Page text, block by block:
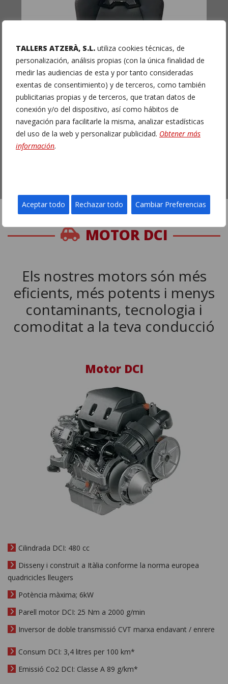
TALLERS ATZERÀ, S.L. utiliza cookies técnicas, de
personalización, análisis propias (con la única finalidad de
medir las audiencias de esta y por tanto consideradas
exentas de consentimiento) y de terceros, como también
publicitarias propias y de terceros, que tratan datos de
conexión y/o del dispositivo, así como hábitos de
navegación para facilitarle la misma, analizar estadísticas
del uso de la web y personalizar publicidad. Obtener más
información.
Cambiar Preferencias
Rechazar todo
Aceptar todo
MOTOR DCI
Els nostres motors són més
eficients, més potents i menys
contaminants, tecnologia i
comoditat a la teva conducció
Motor DCI
Cilindrada DCI: 480 cc
Disseny i construït a Itàlia conforme la norma europea
quadricicles lleugers
Potència màxima; 6kW
Parell motor DCI: 25 Nm a 2000 g/min
Inversor de doble transmissió CVT marxa endavant / enrere
Consum DCI: 3,4 litres per 100 km*
Emissió Co2 DCI: Classe A 89 g/km*